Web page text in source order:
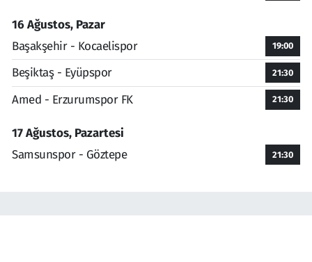
16 Ağustos, Pazar
Başakşehir - Kocaelispor
19:00
Beşiktaş - Eyüpspor 21:30
Amed - Erzurumspor FK 21:30
17 Ağustos, Pazartesi
Samsunspor - Göztepe
21:30